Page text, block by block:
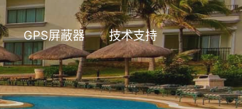
GPS屏蔽器 技术支持